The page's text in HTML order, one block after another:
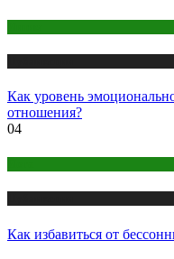
Как уровень
отношения?
04
Как избавиться от